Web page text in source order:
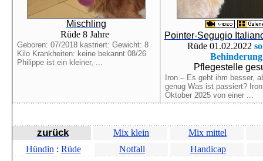
Mischling
Rüde 8 Jahre
Geboren: 07/2018 kastriert: Gewicht: 8
Kilo Krankheiten: keine bekannt 08/26
Philippe ist ein kleiner, ...
Pointer-Segugio
Rüde 01.02.2022
Behinderung
Pflegestelle
Iron – Es geht ihm besser,
genug Was ist passiert?
Oktober 2025 von einer ...
zurück Mix klein
Mix mittel
Hündin : Rüde Notfall Handicap